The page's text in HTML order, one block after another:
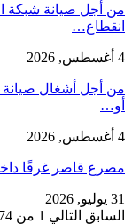
من أجل صيانة شبكة
انقطاع…
4 أغسطس, 2026
من أجل أشغال
أو…
4 أغسطس, 2026
مصرع قاصر غرقًا
31 يوليو, 2026
السابق التالي 1 من 574